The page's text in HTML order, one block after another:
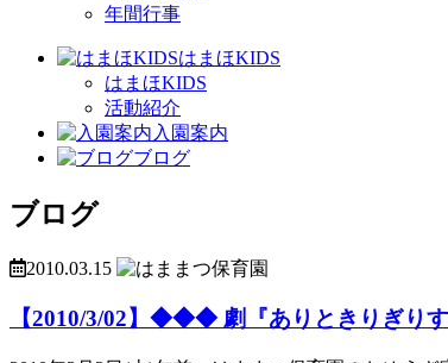
年間行事
はまほKIDS
はまほKIDS
活動紹介
入園案内
ブログ
ブログ
2010.03.15
【2010/3/02】◆◆◆ 劇『ありときりぎ